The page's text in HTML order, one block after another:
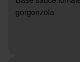
gorgonzola